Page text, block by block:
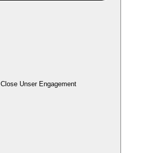
Close Unser Engagement